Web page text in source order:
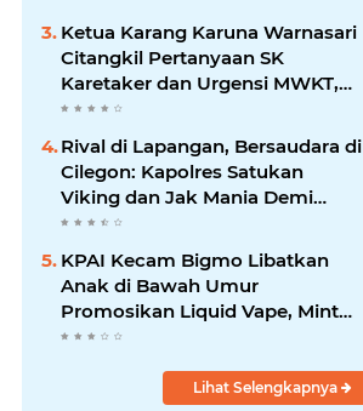
Ketua Karang Karuna Warnasari
Citangkil Pertanyaan SK
Karetaker dan Urgensi MWKT,
Saat Suasana Berduka
Rival di Lapangan, Bersaudara di
Cilegon: Kapolres Satukan
Viking dan Jak Mania Demi
Nobar Damai Piala Presiden
KPAI Kecam Bigmo Libatkan
Anak di Bawah Umur
Promosikan Liquid Vape, Minta
Aparat Bertindak Tegas
Lihat Selengkapnya